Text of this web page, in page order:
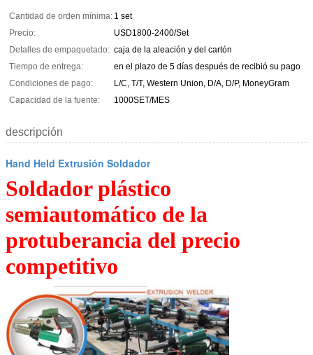
Cantidad de orden mínima: 1 set
Precio:
USD1800-2400/Set
Detalles de empaquetado: caja de la aleación y del cartón
Tiempo de entrega:
en el plazo de 5 días después de recibió su pago
Condiciones de pago:
L/C, T/T, Western Union, D/A, D/P, MoneyGram
Capacidad de la fuente:
1000SET/MES
descripción
Hand Held Extrusión Soldador
Soldador plástico
semiautomático de la
protuberancia del precio
competitivo